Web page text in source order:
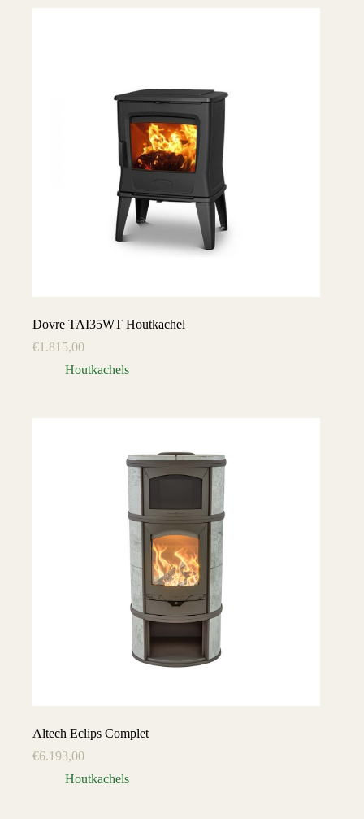
Dovre TAI35WT Houtkachel
€1.815,00
Houtkachels
Altech Eclips Complet
€6.193,00
Houtkachels